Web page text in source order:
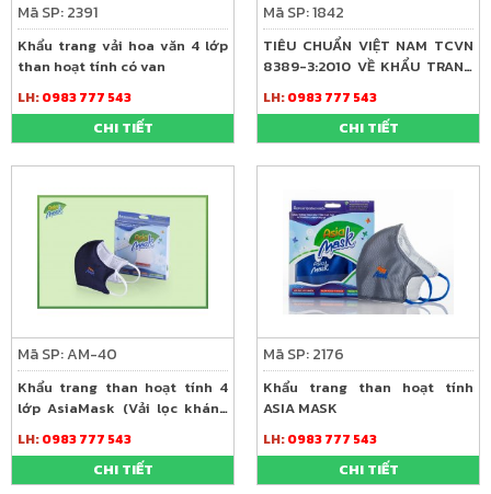
Mã SP: 2391
Khẩu trang vải hoa văn 4 lớp
than hoạt tính có van
LH:0983 777 543
CHI TIẾT
Mã SP: 1842
TIÊU CHUẨN VIỆT NAM TCVN
8389-3:2010 VỀ KHẨU TRANG
LH:0983 777 543
CHI TIẾT
Mã SP: AM-40
Khẩu trang than hoạt tính 4
lớp AsiaMask (Vải lọc kháng
LH:0983 777 543
CHI TIẾT
Mã SP: 2176
Khẩu trang than hoạt tính
ASIA MASK
LH:0983 777 543
CHI TIẾT